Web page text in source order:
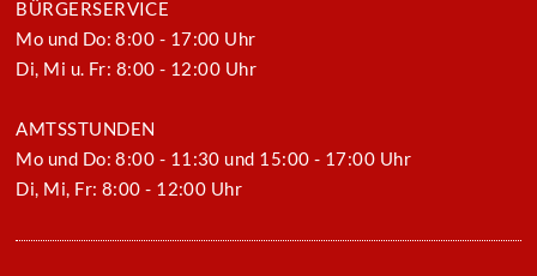
BÜRGERSERVICE
Mo und Do: 8:00 - 17:00 Uhr
Di, Mi u. Fr: 8:00 - 12:00 Uhr
AMTSSTUNDEN
Mo und Do: 8:00 - 11:30 und 15:00 - 17:00 Uhr
Di, Mi, Fr: 8:00 - 12:00 Uhr